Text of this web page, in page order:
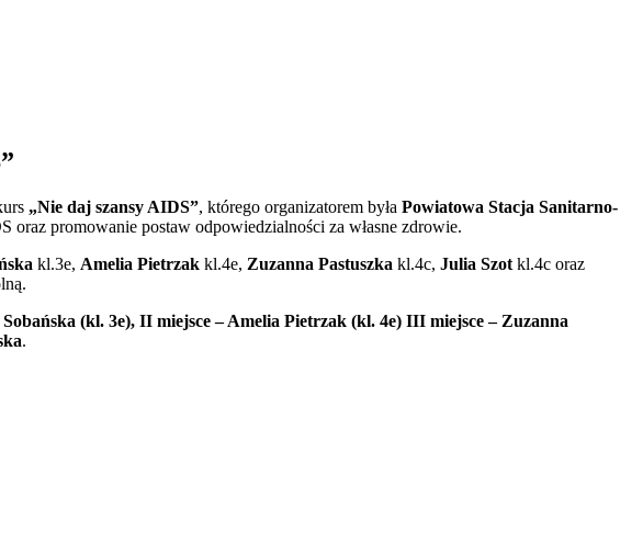
„Nie daj szansy AIDS”, którego organizatorem była Powiatowa Stacja Sanitarno-
promowanie postaw odpowiedzialności za własne zdrowie.
kl.3e, Amelia Pietrzak kl.4e, Zuzanna Pastuszka kl.4c, Julia Szotkl.4c oraz
(kl. 3e), II miejsce – Amelia Pietrzak (kl. 4e) III miejsce – Zuzanna
.